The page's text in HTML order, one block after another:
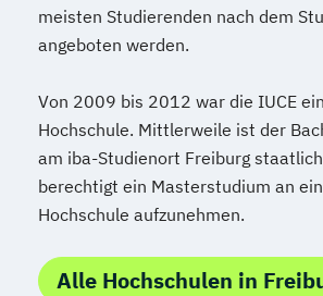
meisten Studierenden nach dem
angeboten werden.
Von 2009 bis 2012 war die IUCE
Hochschule. Mittlerweile ist der
am iba-Studienort Freiburg
berechtigt ein Masterstudium an
Hochschule aufzunehmen.
Alle Hochschulen in